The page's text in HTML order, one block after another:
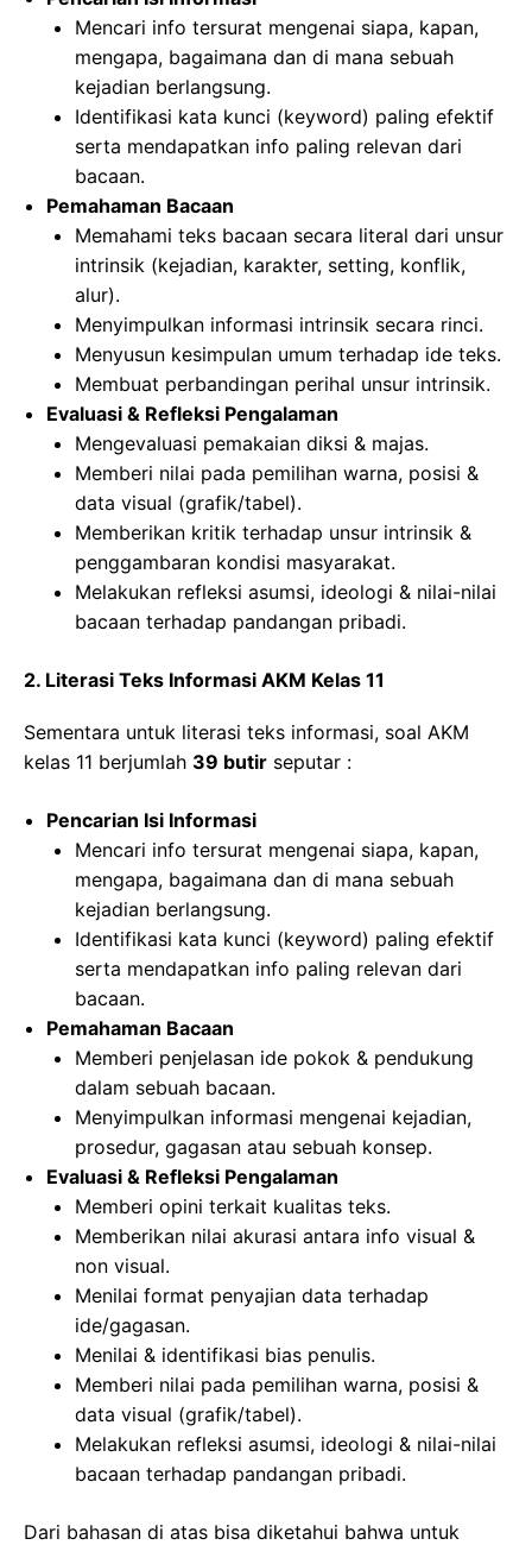
Mencari info tersurat mengenai siapa, kapan,
mengapa, bagaimana dan di mana sebuah
kejadian berlangsung.
Identifikasi kata kunci (keyword) paling efektif
serta mendapatkan info paling relevan dari
bacaan.
Pemahaman Bacaan
Memahami teks bacaan secara literal dari unsur
intrinsik (kejadian, karakter, setting, konflik,
alur).
Menyimpulkan informasi intrinsik secara rinci.
Menyusun kesimpulan umum terhadap ide teks.
Membuat perbandingan perihal unsur intrinsik.
Evaluasi & Refleksi Pengalaman
Mengevaluasi pemakaian diksi & majas.
Memberi nilai pada pemilihan warna, posisi &
data visual (grafik/tabel).
Memberikan kritik terhadap unsur intrinsik &
penggambaran kondisi masyarakat.
Melakukan refleksi asumsi, ideologi & nilai-nilai
bacaan terhadap pandangan pribadi.
2. Literasi Teks Informasi AKM Kelas 11
Sementara untuk literasi teks informasi, soal AKM
kelas 11 berjumlah 39 butir seputar :
Pencarian Isi Informasi
Mencari info tersurat mengenai siapa, kapan,
mengapa, bagaimana dan di mana sebuah
kejadian berlangsung.
Identifikasi kata kunci (keyword) paling efektif
serta mendapatkan info paling relevan dari
bacaan.
Pemahaman Bacaan
Memberi penjelasan ide pokok & pendukung
dalam sebuah bacaan.
Menyimpulkan informasi mengenai kejadian,
prosedur, gagasan atau sebuah konsep.
Evaluasi & Refleksi Pengalaman
Memberi opini terkait kualitas teks.
Memberikan nilai akurasi antara info visual &
non visual.
Menilai format penyajian data terhadap
ide/gagasan.
Menilai & identifikasi bias penulis.
Memberi nilai pada pemilihan warna, posisi &
data visual (grafik/tabel).
Melakukan refleksi asumsi, ideologi & nilai-nilai
bacaan terhadap pandangan pribadi.
Dari bahasan di atas bisa diketahui bahwa untuk